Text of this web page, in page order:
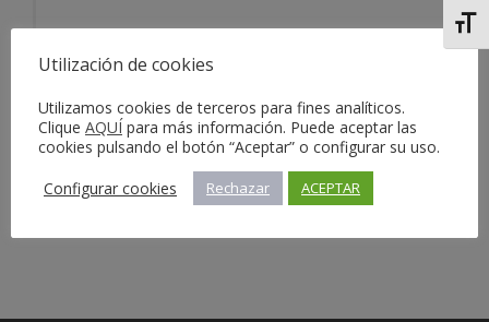
Información del servicio
Utilización de cookies
Utilizamos cookies de terceros para fines analíticos.
Clique AQUÍ para más información. Puede aceptar las
cookies pulsando el botón “Aceptar” o configurar su uso.
Configurar cookies
Rechazar ACEPTAR